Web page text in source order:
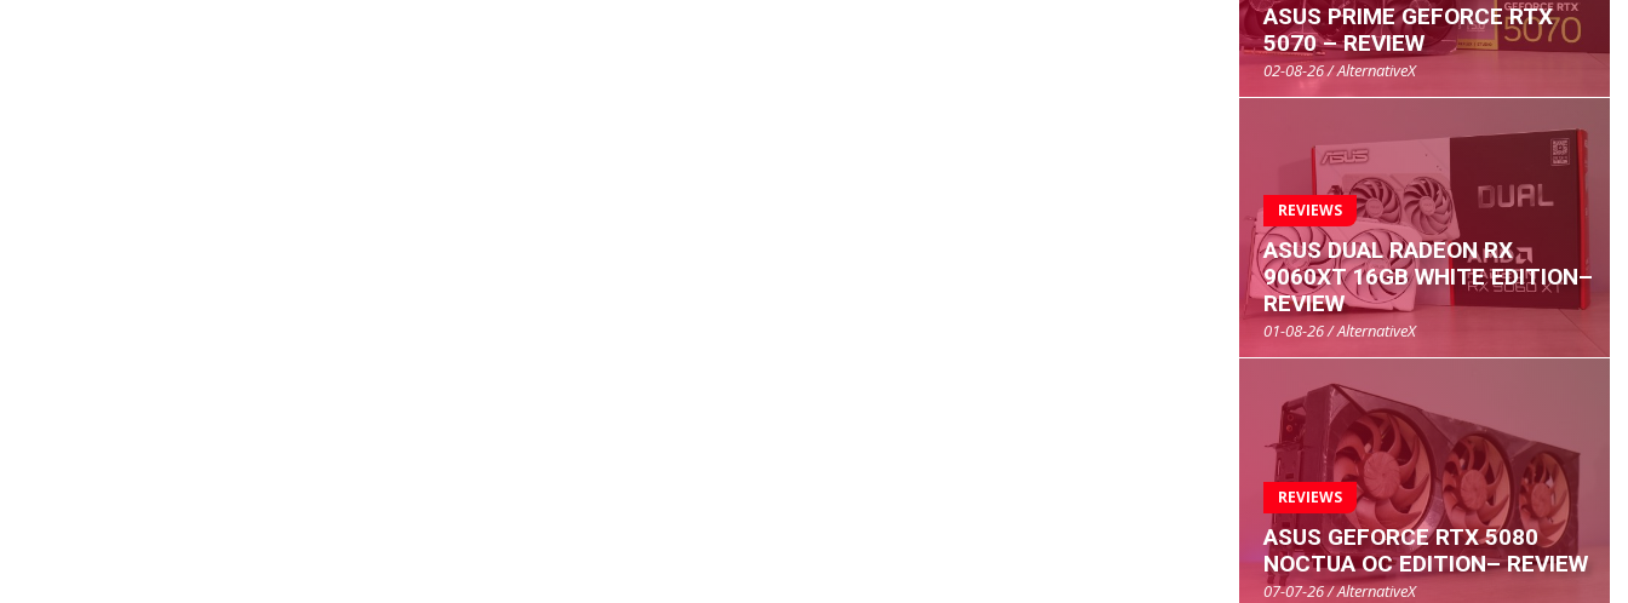
ASUS PRIME GEFORCE RTX
5070 – REVIEW
02-08-26 / AlternativeX
REVIEWS
ASUS DUAL RADEON RX
9060XT 16GB WHITE EDITION–
REVIEW
01-08-26 / AlternativeX
REVIEWS
ASUS GEFORCE RTX 5080
NOCTUA OC EDITION– REVIEW
07-07-26 / AlternativeX